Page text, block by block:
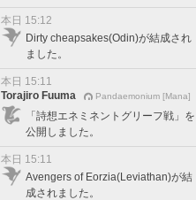
本日 15:12
Dirty cheapsakes(Odin)が結成され
ました。
本日 15:11
Torajiro Fuuma
Pandaemonium [Mana]
「詩想エネミネントグリーフ戦」を
公開しました。
本日 15:11
Avengers of Eorzia(Leviathan)が結
成されました。